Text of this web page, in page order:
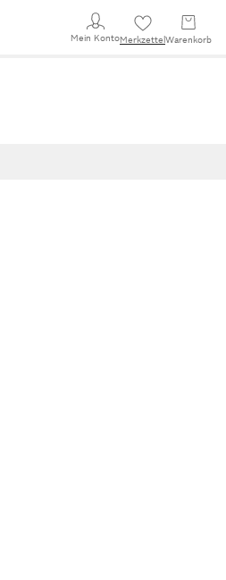
Mein KontoMerkzettel Warenkorb